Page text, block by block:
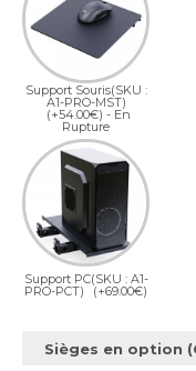
Support Souris(SKU :
A1-PRO-MST)
(+54.00€) - En
Rupture
Support PC(SKU : A1-
PRO-PCT) (+69.00€)
Sièges en option